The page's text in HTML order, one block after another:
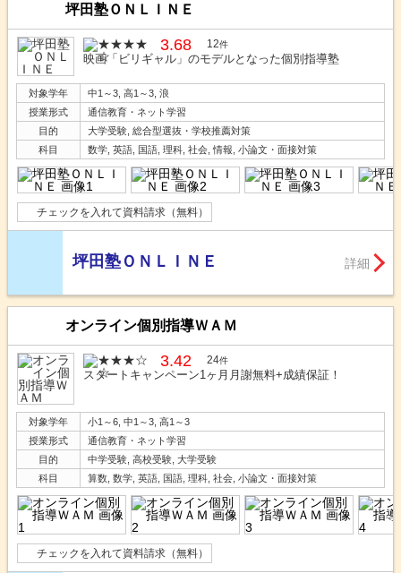
坪田塾ＯＮＬＩＮＥ
3.68 12件
映画「ビリギャル」のモデルとなった個別指導塾
対象学年
中1～3, 高1～3, 浪
授業形式
通信教育・ネット学習
目的
大学受験, 総合型選抜・学校推薦対策
科目
数学, 英語, 国語, 理科, 社会, 情報, 小論文・面接対策
チェックを入れて資料請求（無料）
坪田塾ＯＮＬＩＮＥ 詳細
オンライン個別指導ＷＡＭ
3.42 24件
スタートキャンペーン1ヶ月月謝無料+成績保証！
対象学年
小1～6, 中1～3, 高1～3
授業形式
通信教育・ネット学習
目的
中学受験, 高校受験, 大学受験
科目
算数, 数学, 英語, 国語, 理科, 社会, 小論文・面接対策
チェックを入れて資料請求（無料）